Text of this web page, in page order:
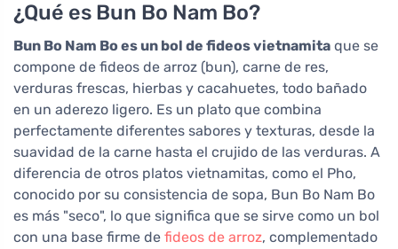
¿Qué es Bun Bo Nam Bo?
Bun Bo Nam Bo es un bol de fideos vietnamita que se
compone de fideos de arroz (bun), carne de res,
verduras frescas, hierbas y cacahuetes, todo bañado
en un aderezo ligero. Es un plato que combina
perfectamente diferentes sabores y texturas, desde la
suavidad de la carne hasta el crujido de las verduras. A
diferencia de otros platos vietnamitas, como el Pho,
conocido por su consistencia de sopa, Bun Bo Nam Bo
es más "seco", lo que significa que se sirve como un bol
con una base firme de fideos de arroz, complementado